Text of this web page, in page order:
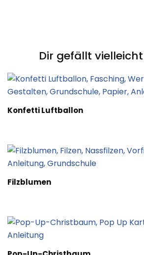
Dir gefällt
Konfetti Luftballon
Filzblumen